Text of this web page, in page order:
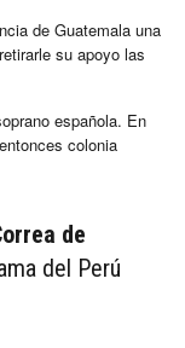
de Guatemala una
su apoyo las
española. En
colonia
de
del Perú